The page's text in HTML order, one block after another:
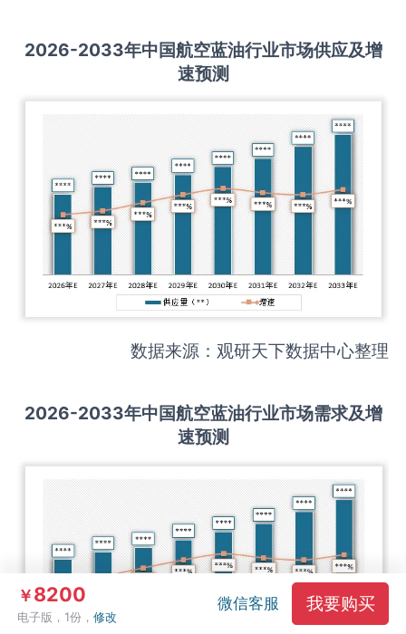
2026-2033年中国航空蓝油行业市场供应及增
速预测
数据来源：观研天下数据中心整理
2026-2033年中国航空蓝油行业市场需求及增
速预测
￥8200
电子版，1份，修改
微信客服 我要购买